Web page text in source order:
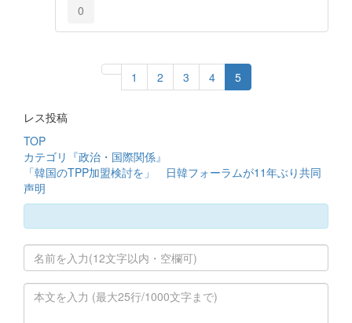
0
1 2 3 4 5
レス投稿
TOP
カテゴリ『政治・国際関係』
「韓国のTPP加盟検討を」 日韓フォーラムが11年ぶり共同
声明